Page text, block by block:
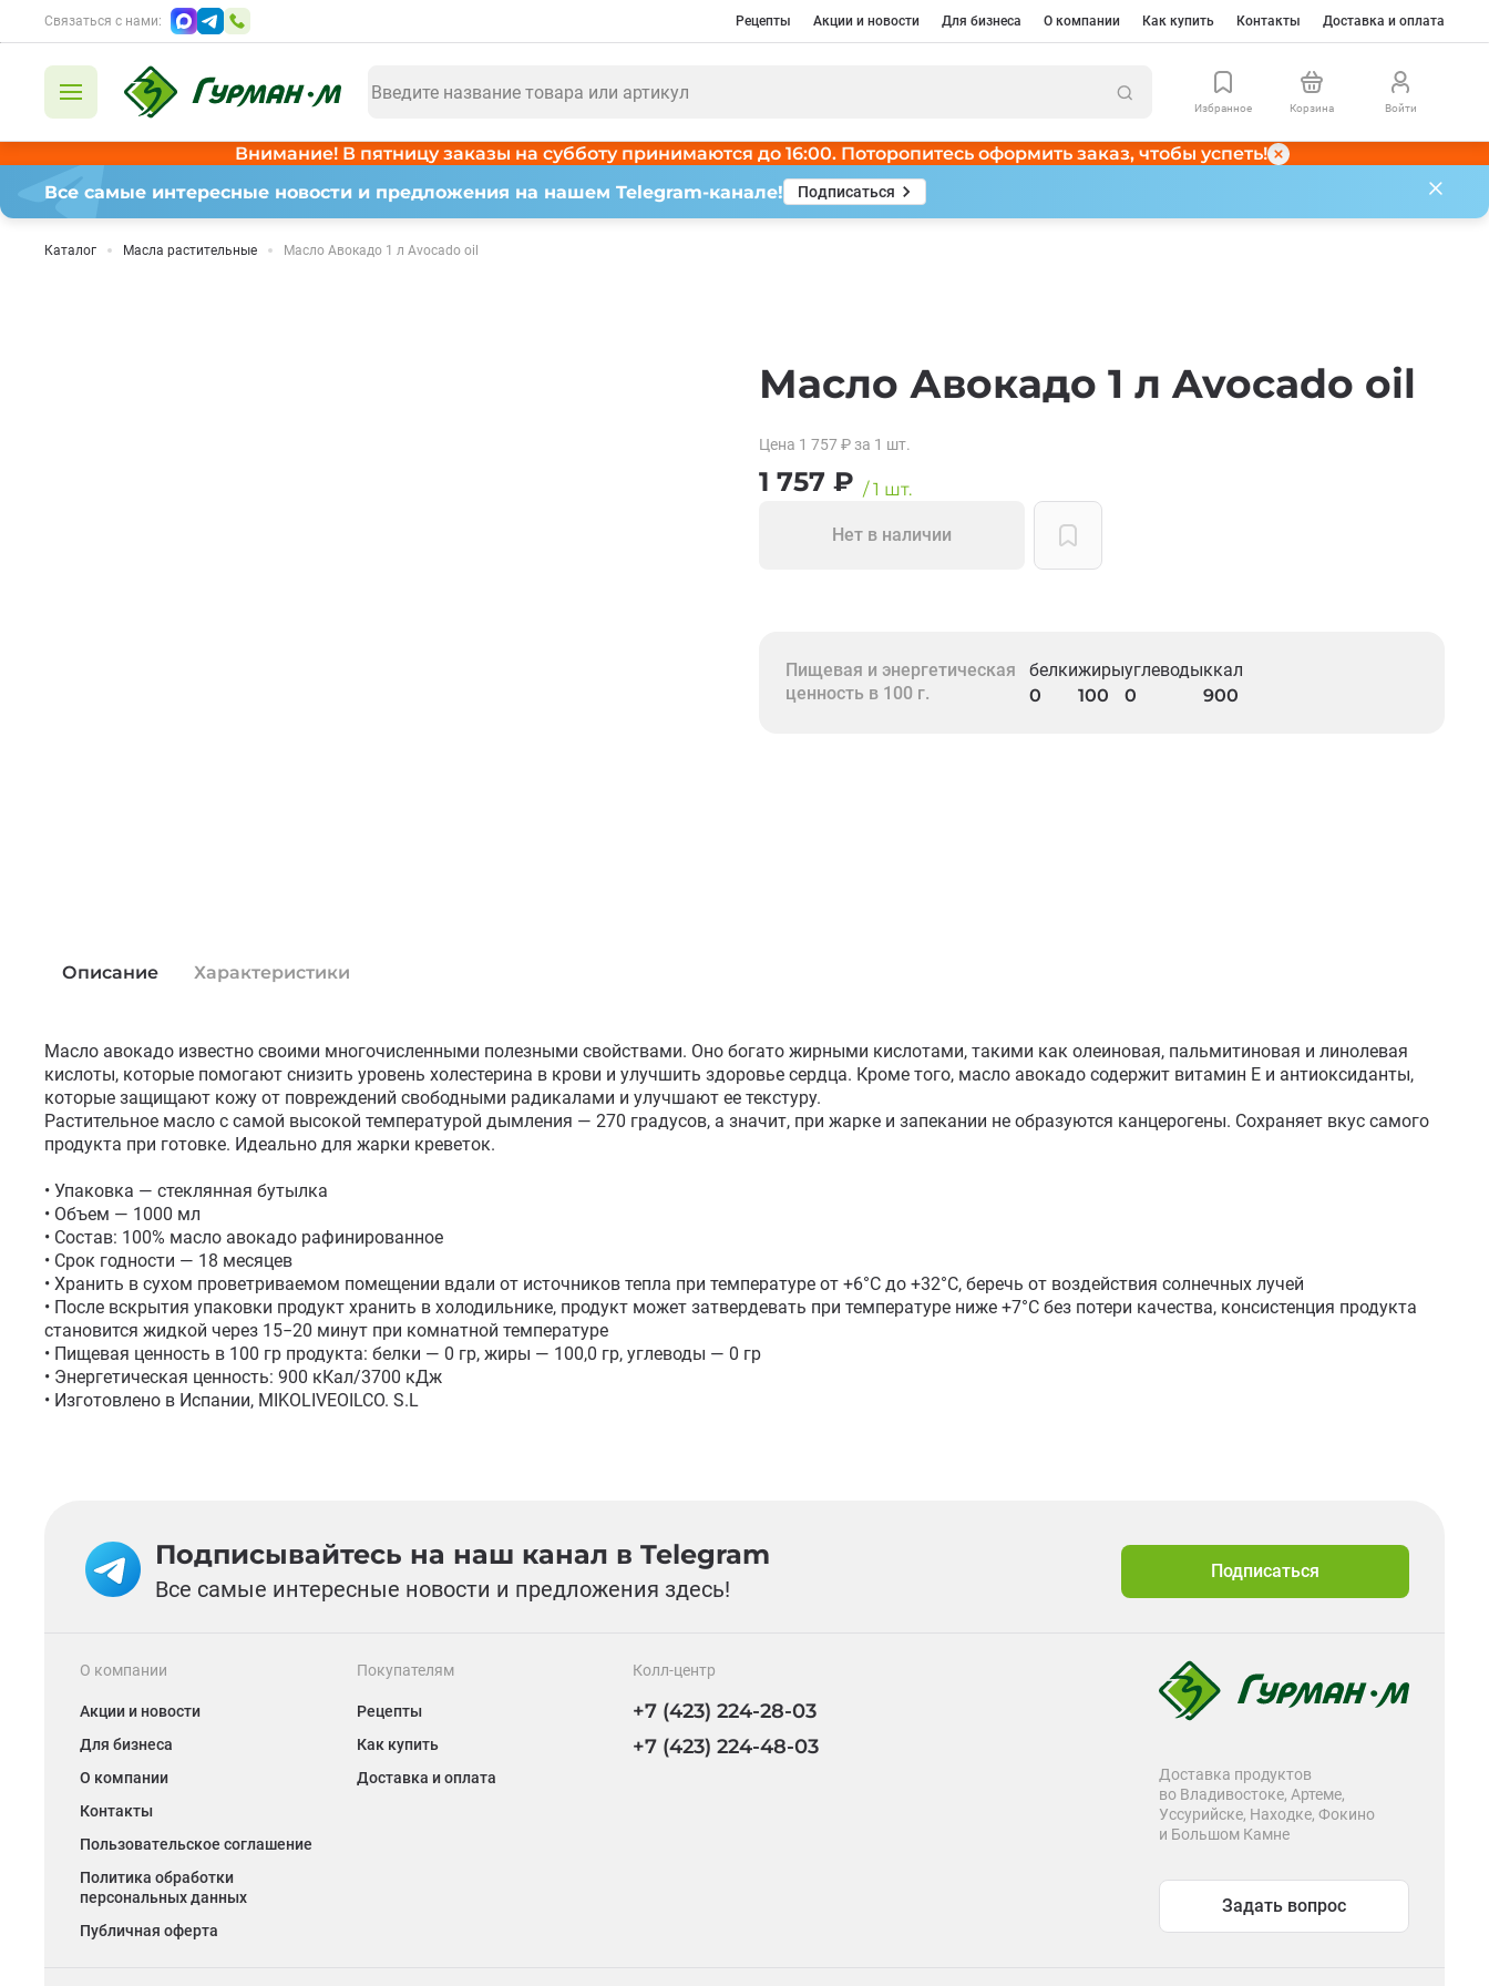
Связаться с нами: Рецепты Акции и новости Для бизнеса О компании Как купить Контакты Доставка и оплата
Избранное Корзина Войти
Внимание! В пятницу заказы на субботу принимаются до 16:00. Поторопитесь оформить заказ, чтобы успеть!
Все самые интересные новости и предложения на нашем Telegram-канале!
Подписаться
Каталог Масла растительные Масло Авокадо 1 л Avocado oil
Масло Авокадо 1 л Avocado oil
Цена 1 757₽ за 1 шт.
1 757 ₽ /1 шт.
Нет в наличии
Пищевая и энергетическая
ценность в 100 г.
белки
0
жиры
100
углеводы
0
ккал
900
Описание Характеристики
Масло авокадо известно своими многочисленными полезными свойствами. Оно богато жирными кислотами, такими как олеиновая, пальмитиновая и линолевая
кислоты, которые помогают снизить уровень холестерина в крови и улучшить здоровье сердца. Кроме того, масло авокадо содержит витамин Е и антиоксиданты,
которые защищают кожу от повреждений свободными радикалами и улучшают ее текстуру.
Растительное масло с самой высокой температурой дымления — 270 градусов, а значит, при жарке и запекании не образуются канцерогены. Сохраняет вкус самого
продукта при готовке. Идеально для жарки креветок.
• Упаковка — стеклянная бутылка
• Объем — 1000 мл
• Состав: 100% масло авокадо рафинированное
• Срок годности — 18 месяцев
• Хранить в сухом проветриваемом помещении вдали от источников тепла при температуре от +6°С до +32°С, беречь от воздействия солнечных лучей
• После вскрытия упаковки продукт хранить в холодильнике, продукт может затвердевать при температуре ниже +7°С без потери качества, консистенция продукта
становится жидкой через 15−20 минут при комнатной температуре
• Пищевая ценность в 100 гр продукта: белки — 0 гр, жиры — 100,0 гр, углеводы — 0 гр
• Энергетическая ценность: 900 кКал/3700 кДж
• Изготовлено в Испании, MIKOLIVEOILCO. S.L
Подписывайтесь на наш канал в Telegram
Все самые интересные новости и предложения здесь!
Подписаться
О компании
Акции и новости
Для бизнеса
О компании
Контакты
Пользовательское соглашение
Политика обработки
персональных данных
Публичная оферта
Покупателям
Рецепты
Как купить
Доставка и оплата
Колл-центр
+7 (423) 224-28-03
+7 (423) 224-48-03
Доставка продуктов
во Владивостоке, Артеме,
Уссурийске, Находке, Фокино
и Большом Камне
Задать вопрос